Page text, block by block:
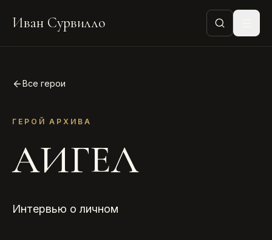
Иван Сурвилло
Все герои
ГЕРОЙ АРХИВА
АИГЕЛ
Интервью о личном